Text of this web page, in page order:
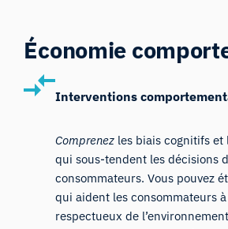
Économie
Interventions
Comprenez les biais cognitifs
qui sous-tendent les décisions
consommateurs. Vous pouvez
qui aident les consommateurs
respectueux de